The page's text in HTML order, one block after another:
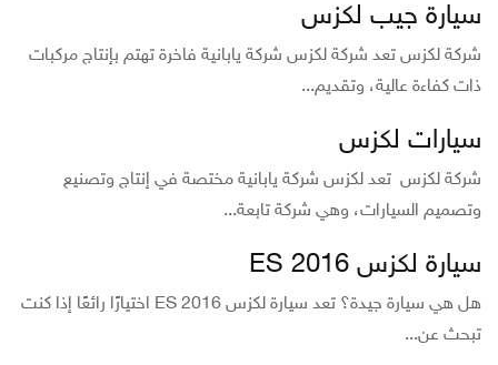
سيارة جيب لكزس
شركة لكزس تعد شركة لكزس شركة يابانية فاخرة تهتم بإنتاج مركبات
ذات كفاءة عالية، وتقديم...
سيارات لكزس
شركة لكزس تعد لكزس شركة يابانية مختصة في إنتاج وتصنيع
وتصميم السيارات، وهي شركة تابعة...
سيارة لكزس ES 2016
هل هي سيارة جيدة؟ تعد سيارة لكزس ES 2016 اختيارًا رائعًا إذا كنت
تبحث عن...